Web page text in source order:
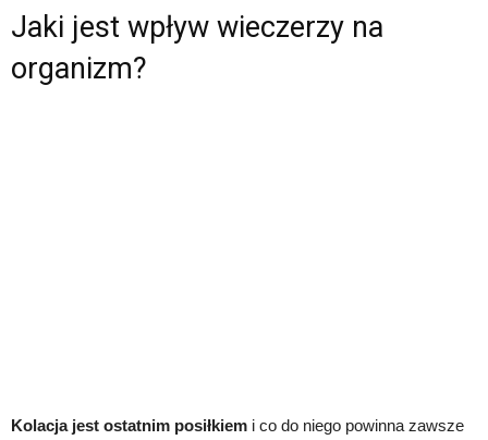
Jaki jest wpływ wieczerzy na
organizm?
Kolacja jest ostatnim posiłkiem i co do niego powinna zawsze